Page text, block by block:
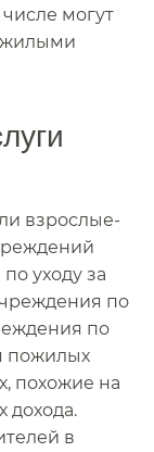
могут
взрослые-
уходу за
по
по
пожилых
похожие на
дохода.
в